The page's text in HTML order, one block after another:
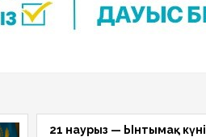
21 наурыз — Ынтымақ күні